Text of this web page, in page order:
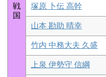
戦
国
塚原 卜伝 高幹
山本 勘助 晴幸
竹内 中務大夫 久盛
上泉 伊勢守 信綱